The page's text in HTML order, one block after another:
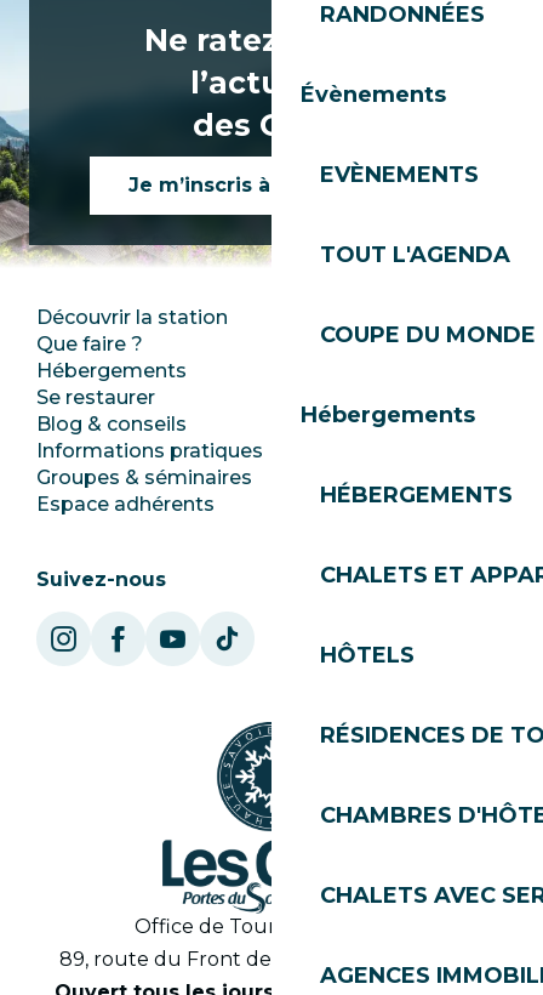
RANDONNÉES
Évènements
EVÈNEMENTS
TOUT L'AGENDA
COUPE DU
Hébergements
HÉBERGEMENTS
CHALETS ET
HÔTELS
RÉSIDENCES DE
CHAMBRES
CHALETS AVEC
AGENCES
Ne ratez rien de
l’actualité
des Gets !
Je m’inscris à la newsletter
Découvrir la station
Que faire ?
Hébergements
Se restaurer
Blog & conseils
Informations pratiques
Groupes & séminaires
Espace adhérents
Club Les Gets
Ecotourisme
SoleGets
Les Gets Tourisme
Suivez-nous
Office de Tourisme des Gets
89, route du Front de Neige 74260 Les Gets